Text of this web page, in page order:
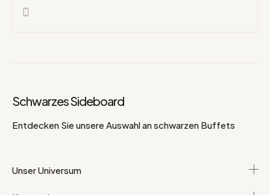
Schwarzes Sideboard
Entdecken Sie unsere Auswahl an schwarzen Buffets
Unser Universum